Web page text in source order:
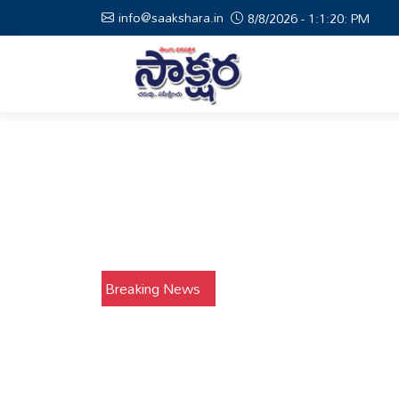
info@saakshara.in 8/8/2026 - 1:1:21: PM
Breaking News